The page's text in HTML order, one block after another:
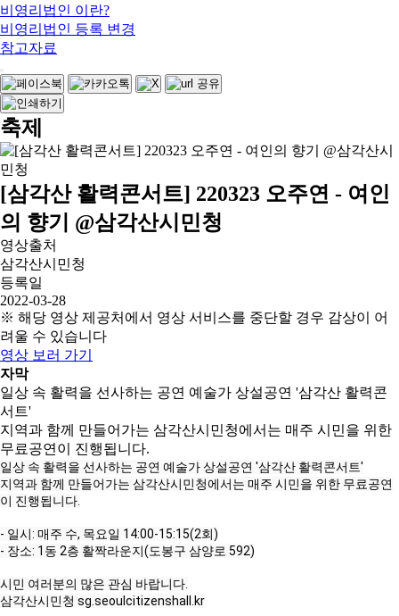
비영리법인 이란?
비영리법인 등록 변경
참고자료
축제
[삼각산 활력콘서트] 220323 오주연 - 여인
의 향기 @삼각산시민청
영상출처
삼각산시민청
등록일
2022-03-28
※ 해당 영상 제공처에서 영상 서비스를 중단할 경우 감상이 어
려울 수 있습니다
영상 보러 가기
자막
일상 속 활력을 선사하는 공연 예술가 상설공연 '삼각산 활력콘
서트'
지역과 함께 만들어가는 삼각산시민청에서는 매주 시민을 위한
무료공연이 진행됩니다.
일상 속 활력을 선사하는 공연 예술가 상설공연 '삼각산 활력콘서트'
지역과 함께 만들어가는 삼각산시민청에서는 매주 시민을 위한 무료공연
이 진행됩니다.
- 일시: 매주 수, 목요일 14:00-15:15(2회)
- 장소: 1동 2층 활짝라운지(도봉구 삼양로 592)
시민 여러분의 많은 관심 바랍니다.
삼각산시민청 sg.seoulcitizenshall.kr